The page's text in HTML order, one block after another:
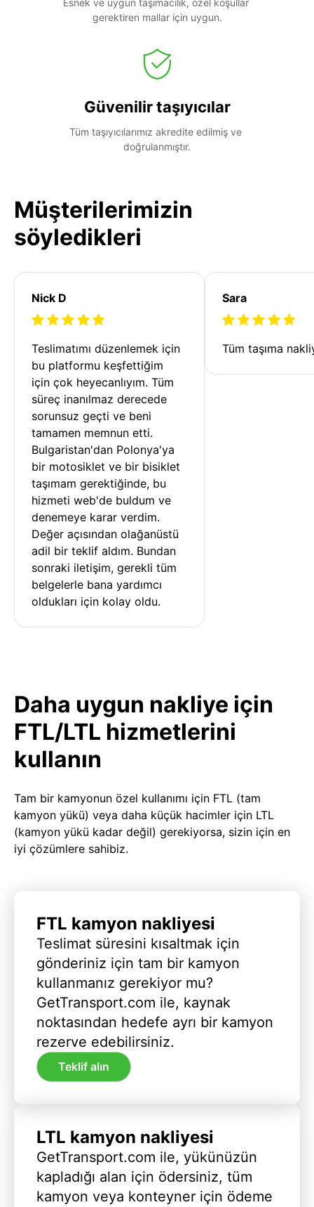
gerektiren mallar için uygun.
Güvenilir taşıyıcılar
Tüm taşıyıcılarımız akredite edilmiş ve
doğrulanmıştır.
Müşterilerimizin
söyledikleri
Nick D
Teslimatımı düzenlemek için
bu platformu keşfettiğim
için çok heyecanlıyım. Tüm
süreç inanılmaz derecede
sorunsuz geçti ve beni
tamamen memnun etti.
Bulgaristan'dan Polonya'ya
bir motosiklet ve bir bisiklet
taşımam gerektiğinde, bu
hizmeti web'de buldum ve
denemeye karar verdim.
Değer açısından olağanüstü
adil bir teklif aldım. Bundan
sonraki iletişim, gerekli tüm
belgelerle bana yardımcı
oldukları için kolay oldu.
Sara
Tüm taşıma
Daha uygun nakliye için
FTL/LTL hizmetlerini
kullanın
Tam bir kamyonun özel kullanımı için FTL (tam
kamyon yükü) veya daha küçük hacimler için LTL
(kamyon yükü kadar değil) gerekiyorsa, sizin için en
iyi çözümlere sahibiz.
FTL kamyon nakliyesi
Teslimat süresini kısaltmak için
gönderiniz için tam bir kamyon
kullanmanız gerekiyor mu?
GetTransport.com ile, kaynak
noktasından hedefe ayrı bir kamyon
rezerve edebilirsiniz.
Teklif alın
LTL kamyon nakliyesi
GetTransport.com ile, yükünüzün
kapladığı alan için ödersiniz, tüm
kamyon veya konteyner için ödeme